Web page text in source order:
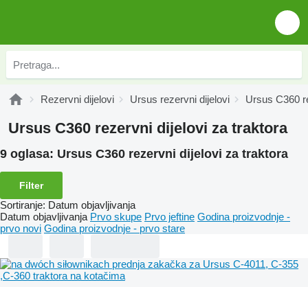
Rezervni dijelovi Ursus rezervni dijelovi Ursus C360
Ursus C360 rezervni dijelovi za traktora
9 oglasa: Ursus C360 rezervni dijelovi za traktora
Filter
Sortiranje: Datum objavljivanja
Datum objavljivanja Prvo skupe Prvo jeftine Godina proizvodnje -
prvo novi Godina proizvodnje - prvo stare